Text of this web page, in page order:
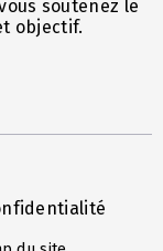
soutenez le
objectif.